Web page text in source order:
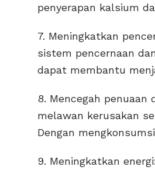
penyerapan kalsium
7. Meningkatkan
sistem pencernaan
dapat membantu
8. Mencegah
melawan kerusakan
Dengan
9. Meningkatkan